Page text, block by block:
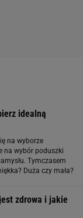
idealną
na wyborze
na wybór poduszki
Tymczasem
Duża czy mała?
zdrowa i jakie